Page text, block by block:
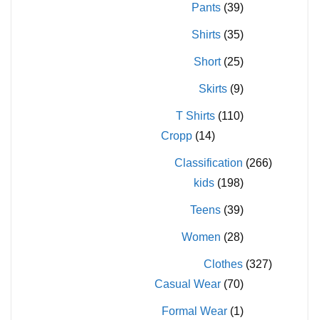
Pants (39)
Shirts (35)
Short (25)
Skirts (9)
T Shirts (110)
Cropp (14)
Classification (266)
kids (198)
Teens (39)
Women (28)
Clothes (327)
Casual Wear (70)
Formal Wear (1)